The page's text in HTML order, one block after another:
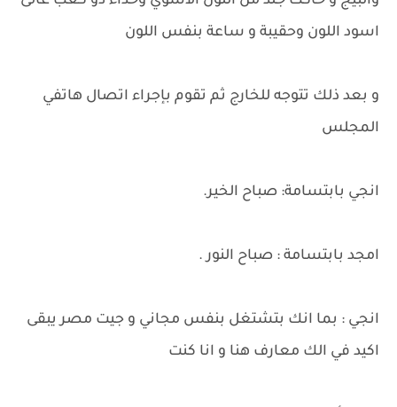
اسود اللون وحقيبة و ساعة بنفس اللون
و بعد ذلك تتوجه للخارج ثم تقوم بإجراء اتصال هاتفي
المجلس
انجي بابتسامة: صباح الخير.
امجد بابتسامة : صباح النور .
انجي : بما انك بتشتغل بنفس مجاني و جيت مصر يبقى
اكيد في الك معارف هنا و انا كنت